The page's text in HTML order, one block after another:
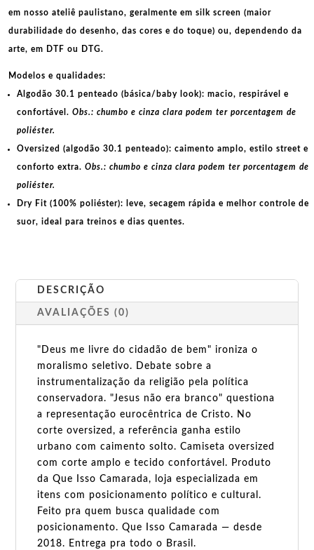
em nosso ateliê paulistano, geralmente em silk screen (maior
durabilidade do desenho, das cores e do toque) ou, dependendo da
arte, em DTF ou DTG.
Modelos e qualidades:
Algodão 30.1 penteado (básica/baby look): macio, respirável e
confortável. Obs.: chumbo e cinza clara podem ter porcentagem de
poliéster.
Oversized (algodão 30.1 penteado): caimento amplo, estilo street e
conforto extra. Obs.: chumbo e cinza clara podem ter porcentagem de
poliéster.
Dry Fit (100% poliéster): leve, secagem rápida e melhor controle de
suor, ideal para treinos e dias quentes.
DESCRIÇÃO
AVALIAÇÕES (0)
"Deus me livre do cidadão de bem" ironiza o
moralismo seletivo. Debate sobre a
instrumentalização da religião pela política
conservadora. "Jesus não era branco" questiona
a representação eurocêntrica de Cristo. No
corte oversized, a referência ganha estilo
urbano com caimento solto. Camiseta oversized
com corte amplo e tecido confortável. Produto
da Que Isso Camarada, loja especializada em
itens com posicionamento político e cultural.
Feito pra quem busca qualidade com
posicionamento. Que Isso Camarada — desde
2018. Entrega pra todo o Brasil.